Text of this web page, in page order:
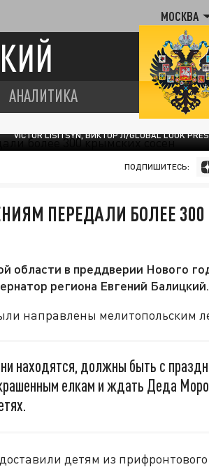
МОСКВА
АНАЛИТИКА
VICTOR LISITSYN, ВИКТОР Л/GLOBAL LOOK
ПОДПИШИТЕСЬ:
ПЕРЕДАЛИ БОЛЕЕ 300
области в преддверии Нового
региона Евгений Балицкий.
направлены мелитопольским
находятся, должны быть с
елкам и ждать Деда
детям из